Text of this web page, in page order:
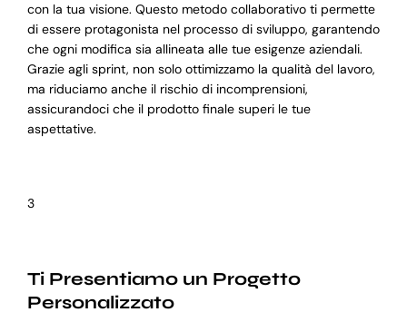
con la tua visione. Questo metodo collaborativo ti permette
di essere protagonista nel processo di sviluppo, garantendo
che ogni modifica sia allineata alle tue esigenze aziendali.
Grazie agli sprint, non solo ottimizzamo la qualità del lavoro,
ma riduciamo anche il rischio di incomprensioni,
assicurandoci che il prodotto finale superi le tue
aspettative.
3
Ti Presentiamo un Progetto
Personalizzato